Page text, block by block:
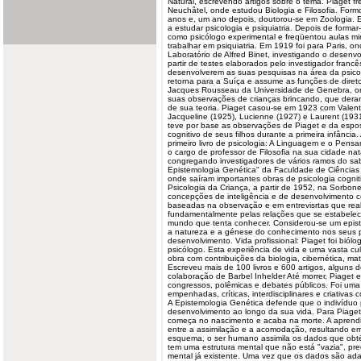
Neuchâtel, onde estudou Biologia e Filosofia .
anos e, um ano depois, doutorou-se em Zoologia.
a estudar psicologia e psiquiatria. Depois de
como psicólogo experimental e freqüentou aulas
trabalhar em psiquiatria. Em 1919 foi para Paris,
Laboratório de Alfred Binet, investigando o
partir de testes elaborados pelo investigador
desenvolverem as suas pesquisas na área da
retorna para a Suíça e assume as funções de
Jacques Rousseau da Universidade de Genebra,
suas observações de crianças brincando, que
de sua teoria. Piaget casou-se em 1923 com
Jacqueline (1925), Lucienne (1927) e Laurent
teve por base as observações de Piaget e da
cognitivo de seus filhos durante a primeira
primeiro livro de psicologia: A Linguagem e o
o cargo de professor de Filosofia na sua cidade
congregando investigadores de vários ramos do
Epistemologia Genética" da Faculdade de
onde saíram importantes obras de psicologia
Psicologia da Criança, a partir de 1952, na
concepções de inteligência e de desenvolvimento
baseadas na observação e em entrevisrtas que
fundamentalmente pelas relações que se
mundo que tenta conhecer. Considerou-se um
a natureza e a génese do conhecimento nos seus
desenvolvimento. Vida profissional: Piaget foi
psicólogo. Esta experiência de vida e uma vasta
obra com contribuições da biologia, cibernética,
Escreveu mais de 100 livros e 600 artigos, alguns
colaboração de Barbel Inhelder Até morrer, Piaget
congressos, polêmicas e debates públicos. Foi
empenhadas, críticas, interdisciplinares e criativas
A Epistemologia Genética defende que o
desenvolvimento ao longo da sua vida. Para
começa no nascimento e acaba na morte. A
entre a assimilação e a acomodação, resultando
esquema, o ser humano assimila os dados que
tem uma estrutura mental que não está "vazia",
mental já existente. Uma vez que os dados são